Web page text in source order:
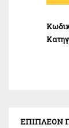
Marea
925
ΕΠΙΠΛΈΟΝ